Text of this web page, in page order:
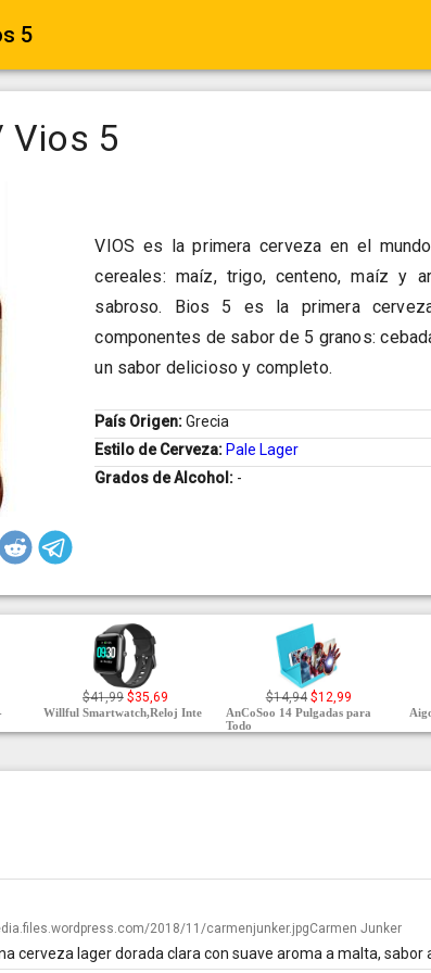
5
Vios 5
VIOS es la primera cerveza en el
cereales: maíz, trigo, centeno, maíz y
sabroso. Bios 5 es la primera
componentes de sabor de 5 granos:
un sabor delicioso y completo.
País Origen:Grecia
Estilo de Cerveza: Pale Lager
Grados de Alcohol: -
$41,99 $35,69
Willful Smartwatch,Reloj Inte
$14,94 $12,99
AnCoSoo 14 Pulgadas para
Todo
Carmen Junker
cerveza lager dorada clara con suave aroma a malta, sabor